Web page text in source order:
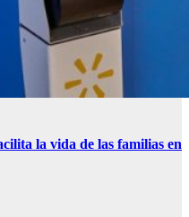
la vida de las familias en